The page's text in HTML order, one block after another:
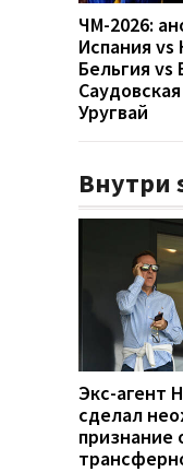
ЧМ-2026:
Испания
Бельгия vs
Уругвай
Внутри
Экс-агент
сделал
признание